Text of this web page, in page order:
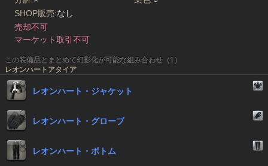
SHOP販売:なし
売却不可
マーケット取引不可
この装備品とまとめて幻影化が可能な組み合わせ（1）
レオンハートアタイア
レオンハート・ジャケット
レオンハート・グローブ
レオンハート・ボトム